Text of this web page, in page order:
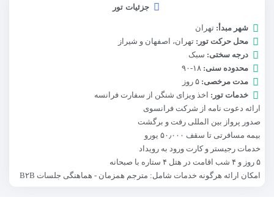
جزئیات تور
شهر مبدأ: تهران
محل حرکت تور: تهران، اصفهان و شیراز
درجه سختی: سبک
محدوده سنی: ۱۸-۹۰
مدت مرخصی: ۵ روز
خدمات تور:
اخذ ویزای شنگن از سفارت فرانسه
ارائه دعوت نامه از شرکت فرانسوی
صدور پرواز بین المللی رفت و برگشت
بیمه مسافرتی تا سقف ۵۰٫۰۰۰ یورو
خدمات رجیستر و کارت ورود به رویداد
۵ روز و ۴ شب اقامت در هتل ۴ ستاره با صبحانه
امکان ارائه هرگونه خدمات شامل: مترجم همزمان - هماهنگی جلسات B۲B